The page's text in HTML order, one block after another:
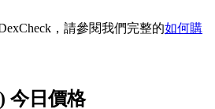
，請參閱我們完整的如何購
今日價格